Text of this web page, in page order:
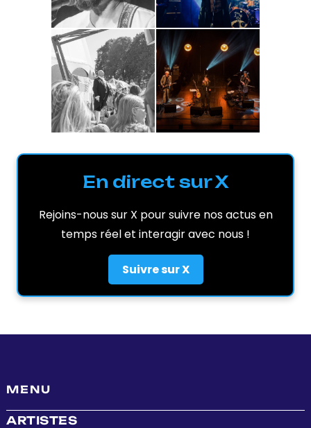
En direct sur X
Rejoins-nous sur X pour suivre nos actus en
temps réel et interagir avec nous !
Suivre sur X
MENU
ARTISTES